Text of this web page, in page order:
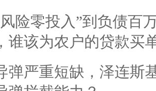
险零投入”到负债百
谁该为农户的贷款买
弹严重短缺，泽连斯